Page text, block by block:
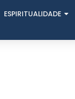
ESPIRITUALIDADE